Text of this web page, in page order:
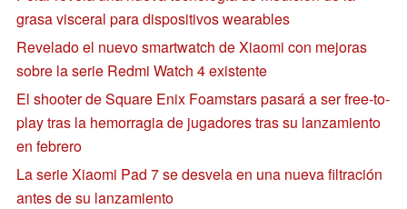
grasa visceral para dispositivos wearables
Revelado el nuevo smartwatch de Xiaomi con mejoras
sobre la serie Redmi Watch 4 existente
El shooter de Square Enix Foamstars pasará a ser free-to-
play tras la hemorragia de jugadores tras su lanzamiento
en febrero
La serie Xiaomi Pad 7 se desvela en una nueva filtración
antes de su lanzamiento